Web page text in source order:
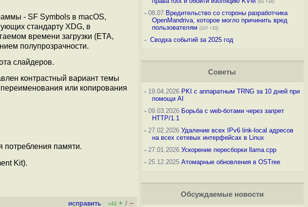
- SF Symbols в macOS,
стандарту XDG, в
времени загрузки (ETA,
полупрозрачности.
слайдеров.
контрастный вариант темы
или копирования
потребления памяти.
Kit).
исправить +43 + / –
(82 +34)
-08.07 Вредительство со стороны разработчика
OpenMandriva, которое могло причинить вред
пользователям (107 +33)
- Сводка событий за 2025 год
Советы
-19.04.2026 PKI с аппаратным TRNG за 10 дней при
помощи AI
-09.03.2026 Борьба с web-ботами через запрет
HTTP/1.1
-27.02.2026 Удаление всех IPv6 link-local адресов
на всех сетевых интерфейсах в Linux
-27.01.2026 Ускорение пересборки llama.cpp
-25.12.2025 Атомарные обновления в OSTree
Обсуждаемые новости